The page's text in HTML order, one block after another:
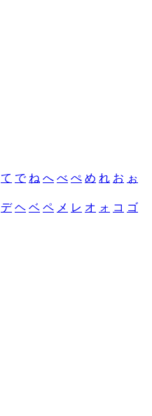
て で ね へ べ ぺ め れ お ぉ
デ ヘ ベ ペ メ レ オ ォ コ ゴ